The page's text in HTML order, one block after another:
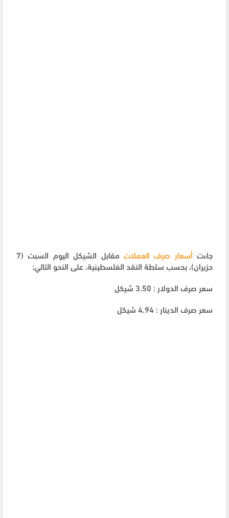
جاءت أسعار صرف العملات
مقابل الشيكل اليوم السبت (7
حزيران)، بحسب سلطة النقد الفلسطينية، على النحو التالي:
سعر صرف الدولار : 3.50 شيكل
سعر صرف الدينار : 4.94 شيكل